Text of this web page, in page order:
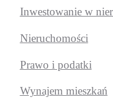
Inwestowanie w
Nieruchomości
Prawo i podatki
Wynajem mieszkań